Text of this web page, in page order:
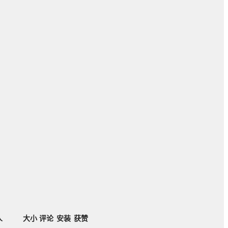
大小 评论 安装 获赞